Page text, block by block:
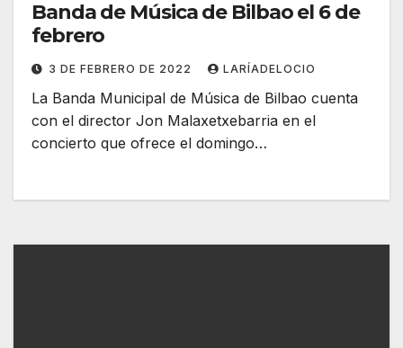
Banda de Música de Bilbao el 6 de
febrero
3 DE FEBRERO DE 2022 LARÍADELOCIO
La Banda Municipal de Música de Bilbao cuenta
con el director Jon Malaxetxebarria en el
concierto que ofrece el domingo…